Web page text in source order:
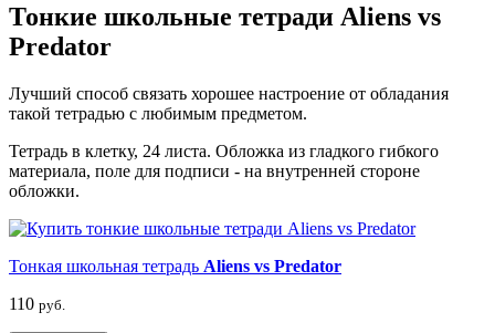
Тонкие школьные тетради Aliens vs
Predator
Лучший способ связать хорошее настроение от обладания
такой тетрадью c любимым предметом.
Тетрадь в клетку, 24 листа. Обложка из гладкого гибкого
материала, поле для подписи - на внутренней стороне
обложки.
Тонкая школьная тетрадь Aliens vs Predator
110 руб.